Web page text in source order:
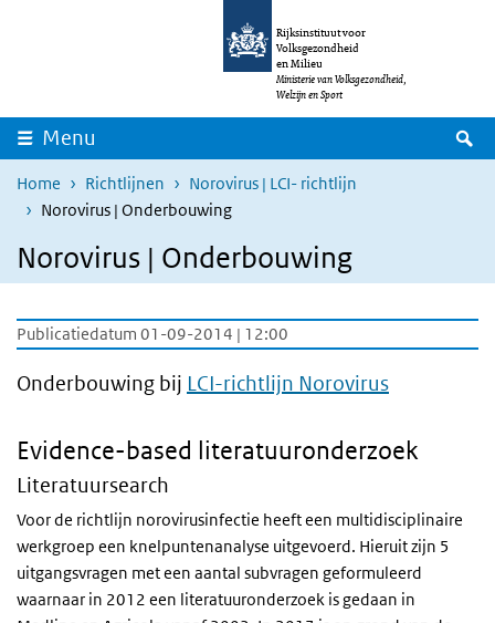
Overslaan en naar de inhoud gaan
Rijksinstituut voor
Volksgezondheid
en Milieu
Ministerie van Volksgezondheid,
Welzijn en Sport
Menu
Home Richtlijnen
Norovirus | LCI- richtlijn
Norovirus | Onderbouwing
Norovirus | Onderbouwing
Publicatiedatum 01-09-2014 | 12:00
Onderbouwing bij LCI-richtlijn Norovirus
​​​​​​​Evidence-based literatuuronderzoek
Literatuursearch
Voor de richtlijn norovirusinfectie heeft een multidisciplinaire
werkgroep een knelpuntenanalyse uitgevoerd. Hieruit zijn 5
uitgangsvragen met een aantal subvragen geformuleerd
waarnaar in 2012 een literatuuronderzoek is gedaan in